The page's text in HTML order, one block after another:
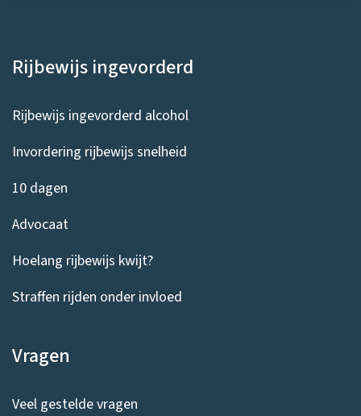
Rijbewijs ingevorderd
Rijbewijs ingevorderd alcohol
Invordering rijbewijs snelheid
10 dagen
Advocaat
Hoelang rijbewijs kwijt?
Straffen rijden onder invloed
Vragen
Veel gestelde vragen